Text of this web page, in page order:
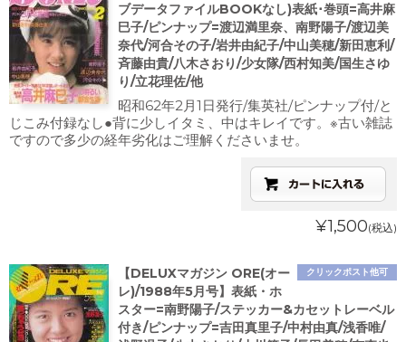
ブデータファイルBOOKなし)表紙･巻頭=高井麻
巳子/ピンナップ=渡辺満里奈、南野陽子/渡辺美
奈代/河合その子/岩井由紀子/中山美穂/新田恵利/
斉藤由貴/八木さおり/少女隊/西村知美/国生さゆ
り/立花理佐/他
昭和62年2月1日発行/集英社/ピンナップ付/と
じこみ付録なし●背に少しイタミ、中はキレイです。※古い雑誌
ですので多少の経年劣化はご理解くださいませ。
¥1,500(税込)
クリックポスト他可
【DELUXマガジン ORE(オー
レ)/1988年5月号】表紙・ホ
スター=南野陽子/ステッカー&カセットレーベル
付き/ピンナップ=吉田真里子/中村由真/浅香唯/